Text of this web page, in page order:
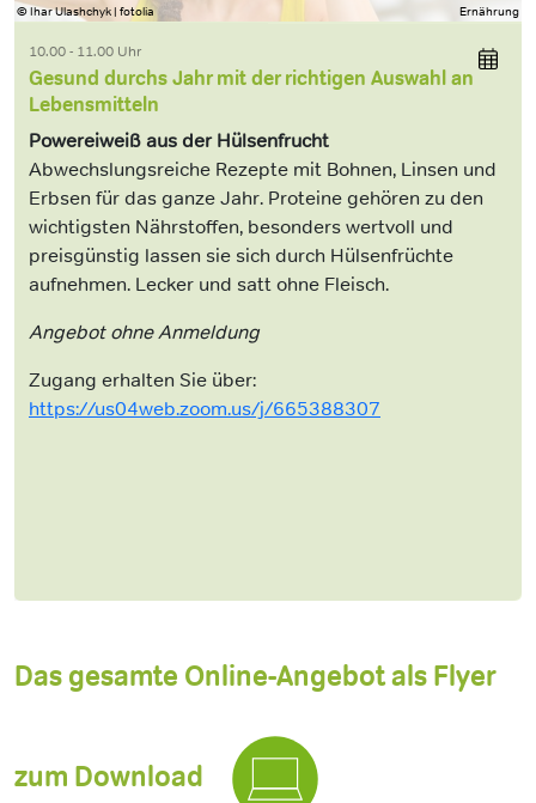
© Ihar Ulashchyk | fotolia Ernährung
10.00 - 11.00 Uhr
Gesund durchs Jahr mit der richtigen Auswahl an
Lebensmitteln
Powereiweiß aus der Hülsenfrucht
Abwechslungsreiche Rezepte mit Bohnen, Linsen und
Erbsen für das ganze Jahr. Proteine gehören zu den
wichtigsten Nährstoffen, besonders wertvoll und
preisgünstig lassen sie sich durch Hülsenfrüchte
aufnehmen. Lecker und satt ohne Fleisch.
Angebot ohne Anmeldung
Zugang erhalten Sie über:
https://us04web.zoom.us/j/665388307
Das gesamte Online-Angebot als Flyer
zum Download